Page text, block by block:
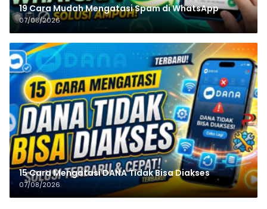
19 Cara Mudah Mengatasi Spam di WhatsApp
07/08/2026
15 Cara Mengatasi DANA Tidak Bisa Diakses
07/08/2026